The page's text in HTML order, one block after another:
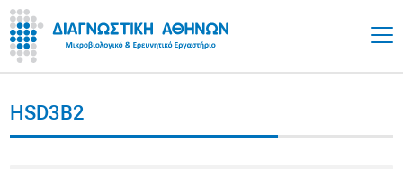
HSD3B2